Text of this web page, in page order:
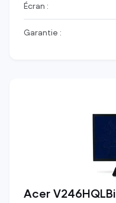
Écran :
Garantie :
Acer V246HQLBi